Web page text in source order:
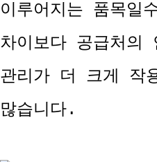
이루어지는 품목
차이보다 공급처의
관리가 더 크게 작
많습니다.